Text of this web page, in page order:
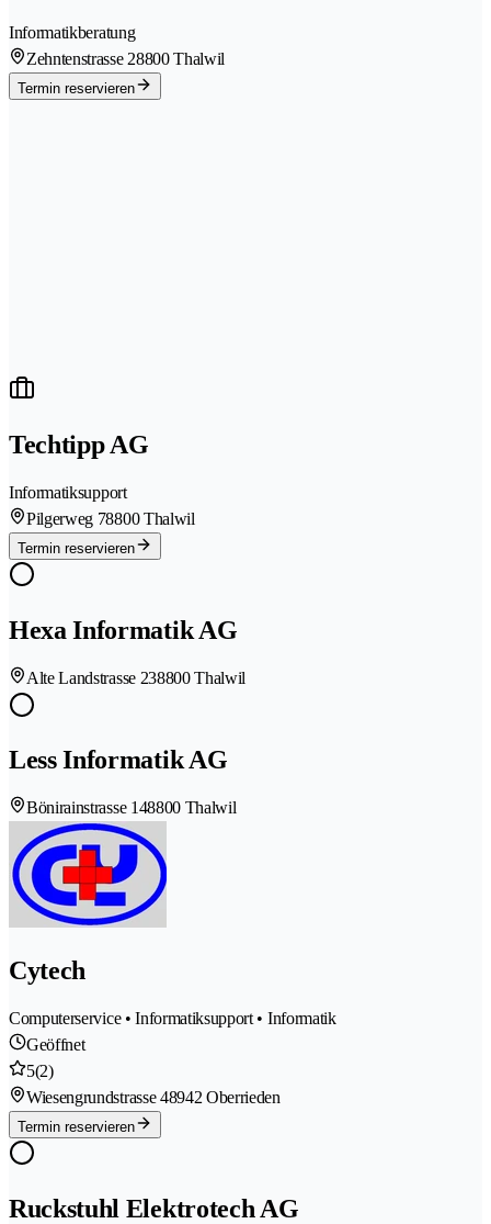
Informatikberatung
Zehntenstrasse 28800 Thalwil
Termin reservieren
Techtipp AG
Informatiksupport
Pilgerweg 78800 Thalwil
Termin reservieren
Hexa Informatik AG
Alte Landstrasse 238800 Thalwil
Less Informatik AG
Bönirainstrasse 148800 Thalwil
Cytech
Computerservice • Informatiksupport • Informatik
Geöffnet
5(2)
Wiesengrundstrasse 48942 Oberrieden
Termin reservieren
Ruckstuhl Elektrotech AG